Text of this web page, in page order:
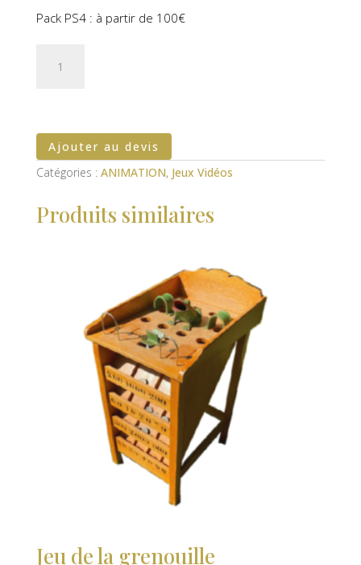
Pack PS4 : à partir de 100€
Ajouter au devis
Catégories : ANIMATION, Jeux Vidéos
Produits similaires
Jeu de la grenouille